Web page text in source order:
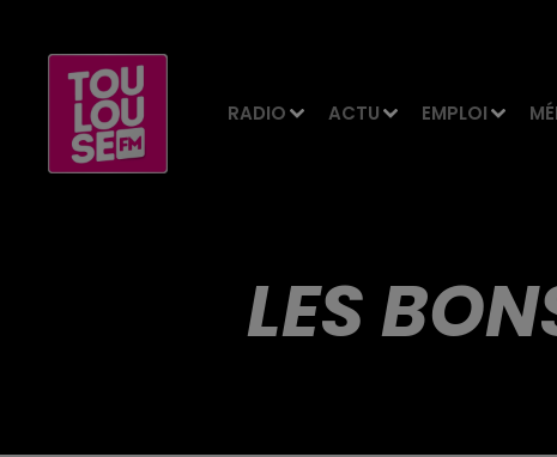
RADIO ACTU EMPLOI
LES